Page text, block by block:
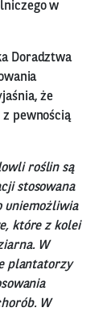
w
Doradztwa
że
pewnością
roślin są
stosowana
uniemożliwia
które z kolei
W
plantatorzy
W